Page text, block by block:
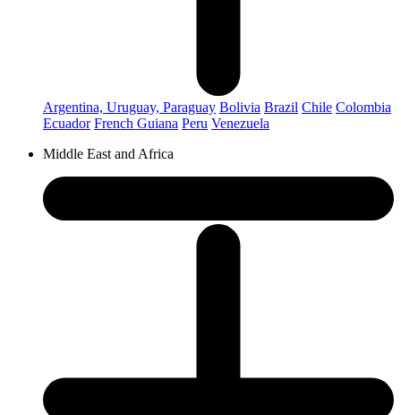
Argentina, Uruguay, Paraguay Bolivia Brazil Chile Colombia
Ecuador French Guiana Peru Venezuela
Middle East and Africa